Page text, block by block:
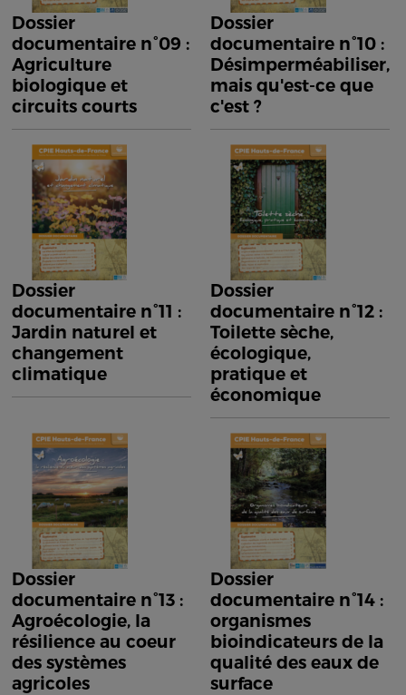
Dossier
documentaire n°09 :
Agriculture
biologique et
circuits courts
Dossier
documentaire n°10 :
Désimperméabiliser,
mais qu'est-ce que
c'est ?
Dossier
documentaire n°11 :
Jardin naturel et
changement
climatique
Dossier
documentaire n°12 :
Toilette sèche,
écologique,
pratique et
économique
Dossier
documentaire n°13 :
Agroécologie, la
résilience au coeur
des systèmes
agricoles
Dossier
documentaire n°14 :
organismes
bioindicateurs de la
qualité des eaux de
surface